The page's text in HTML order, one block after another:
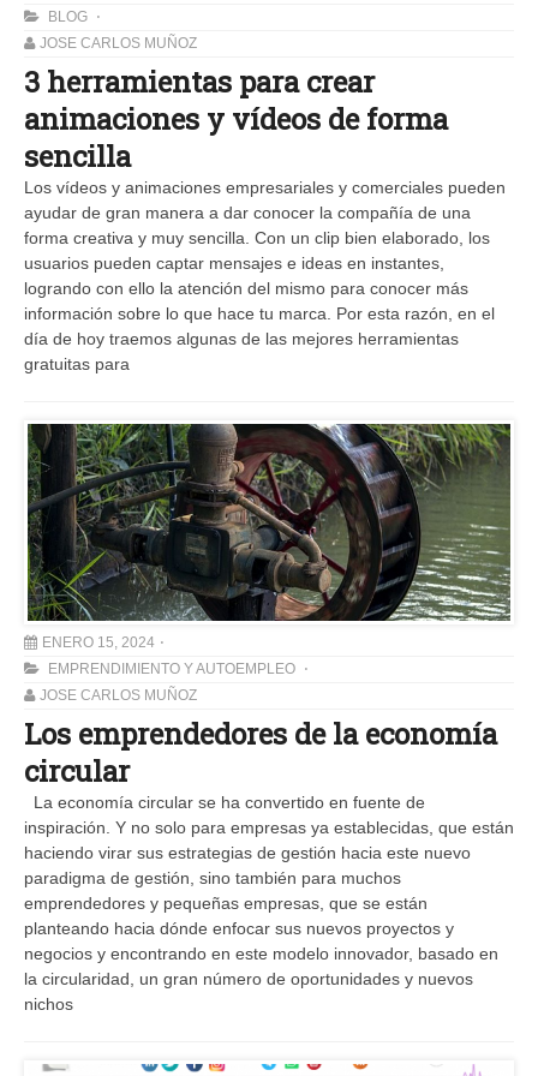
BLOG
JOSE CARLOS MUÑOZ
3 herramientas para crear
animaciones y vídeos de forma
sencilla
Los vídeos y animaciones empresariales y comerciales pueden
ayudar de gran manera a dar conocer la compañía de una
forma creativa y muy sencilla. Con un clip bien elaborado, los
usuarios pueden captar mensajes e ideas en instantes,
logrando con ello la atención del mismo para conocer más
información sobre lo que hace tu marca. Por esta razón, en el
día de hoy traemos algunas de las mejores herramientas
gratuitas para
ENERO 15, 2024
EMPRENDIMIENTO Y AUTOEMPLEO
JOSE CARLOS MUÑOZ
Los emprendedores de la economía
circular
La economía circular se ha convertido en fuente de
inspiración. Y no solo para empresas ya establecidas, que están
haciendo virar sus estrategias de gestión hacia este nuevo
paradigma de gestión, sino también para muchos
emprendedores y pequeñas empresas, que se están
planteando hacia dónde enfocar sus nuevos proyectos y
negocios y encontrando en este modelo innovador, basado en
la circularidad, un gran número de oportunidades y nuevos
nichos